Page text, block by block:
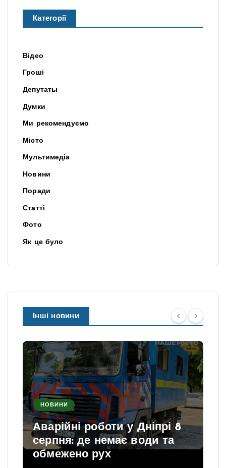
Категорії
Відео
Гроші
Депутаты
Думки
Ми рекомендуємо
Місто
Мультимедіа
Новини
Поради
Статті
Фото
Як це було
Інші новини
НОВИНИ
Аварійні роботи у Дніпрі 8
серпня: де немає води та
обмежено рух